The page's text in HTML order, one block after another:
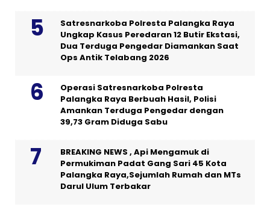
Satresnarkoba Polresta Palangka Raya
Ungkap Kasus Peredaran 12 Butir Ekstasi,
Dua Terduga Pengedar Diamankan Saat
Ops Antik Telabang 2026
Operasi Satresnarkoba Polresta
Palangka Raya Berbuah Hasil, Polisi
Amankan Terduga Pengedar dengan
39,73 Gram Diduga Sabu
BREAKING NEWS , Api Mengamuk di
Permukiman Padat Gang Sari 45 Kota
Palangka Raya,Sejumlah Rumah dan MTs
Darul Ulum Terbakar